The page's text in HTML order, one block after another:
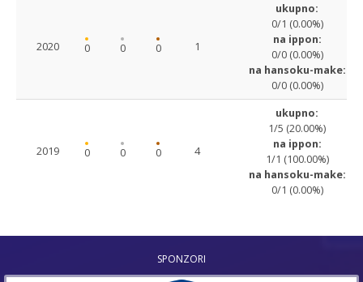
2020 0 0 0 1
ukupno:
0/1 (0.00%)
na ippon:
0/0 (0.00%)
na hansoku-make:
0/0 (0.00%)
2019 0 0 0 4
ukupno:
1/5 (20.00%)
na ippon:
1/1 (100.00%)
na hansoku-make:
0/1 (0.00%)
SPONZORI